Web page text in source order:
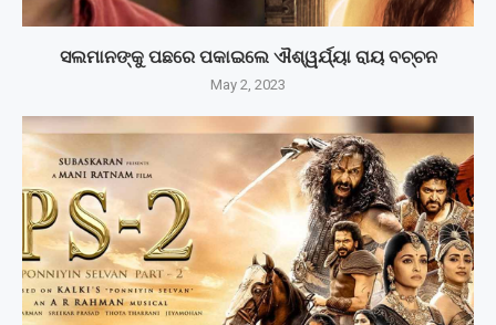
ସଲମାନଙ୍କୁ ପଛରେ ପକାଇଲେ ଐଶ୍ୱର୍ଯ୍ୟା ରାୟ ବଚ୍ଚନ
May 2, 2023